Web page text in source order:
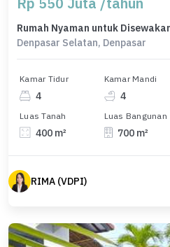
Denpasar Selatan, Denpasar
Kamar Tidur
4
Kamar Mandi
4
Luas Tanah
400 m²
Luas Bangunan
700 m²
RIMA (VDPI)